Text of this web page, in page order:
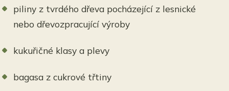
piliny z tvrdého dřeva pocházející z lesnické
nebo dřevozpracující výroby
kukuřičné klasy a plevy
bagasa z cukrové třtiny